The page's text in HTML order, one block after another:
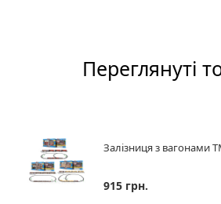
Переглянуті
Залізниця з вагонами
915 грн.